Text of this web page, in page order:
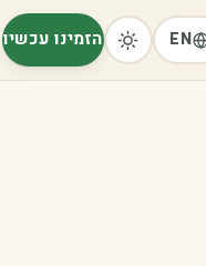
EN הזמינו עכשיו